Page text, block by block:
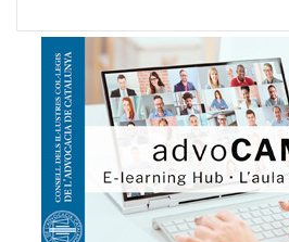
A
b
e
l
P
i
é